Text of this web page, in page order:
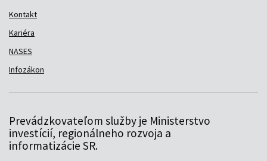
Kontakt
Kariéra
NASES
Infozákon
Prevádzkovateľom služby je Ministerstvo
investícií, regionálneho rozvoja a
informatizácie SR.